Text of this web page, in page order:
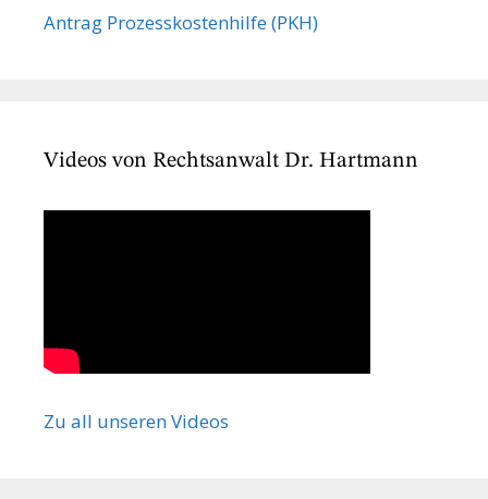
Antrag Prozesskostenhilfe (PKH)
Videos von Rechtsanwalt Dr. Hartmann
Zu all unseren Videos